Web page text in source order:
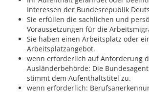
Interessen der Bundesrepublik
Sie erfüllen die sachlichen und
Voraussetzungen für die
Sie haben einen Arbeitsplatz oder
Arbeitsplatzangebot.
wenn erforderlich auf Anforderung
Ausländerbehörde: Die
stimmt dem Aufenthaltstitel zu.
wenn erforderlich: